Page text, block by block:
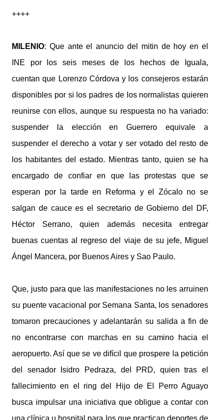
++++
MILENIO: Que ante el anuncio del mitin de hoy en el
INE por los seis meses de los hechos de Iguala,
cuentan que Lorenzo Córdova y los consejeros estarán
disponibles por si los padres de los normalistas quieren
reunirse con ellos, aunque su respuesta no ha variado:
suspender la elección en Guerrero equivale a
suspender el derecho a votar y ser votado del resto de
los habitantes del estado. Mientras tanto, quien se ha
encargado de confiar en que las protestas que se
esperan por la tarde en Reforma y el Zócalo no se
salgan de cauce es el secretario de Gobierno del DF,
Héctor Serrano, quien además necesita entregar
buenas cuentas al regreso del viaje de su jefe, Miguel
Ángel Mancera, por Buenos Aires y Sao Paulo.
Que, justo para que las manifestaciones no les arruinen
su puente vacacional por Semana Santa, los senadores
tomaron precauciones y adelantarán su salida a fin de
no encontrarse con marchas en su camino hacia el
aeropuerto. Así que se ve difícil que prospere la petición
del senador Isidro Pedraza, del PRD, quien tras el
fallecimiento en el ring del Hijo de El Perro Aguayo
busca impulsar una iniciativa que obligue a contar con
una clínica u hospital para los que practican deportes de